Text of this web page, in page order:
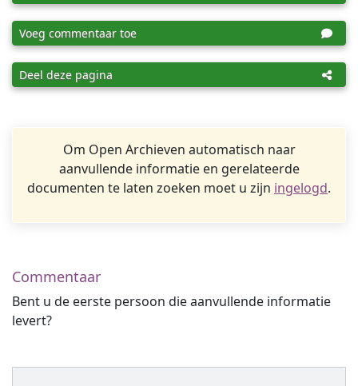
Voeg commentaar toe
Deel deze pagina
Om Open Archieven automatisch naar
aanvullende informatie en gerelateerde
documenten te laten zoeken moet u zijn ingelogd.
Commentaar
Bent u de eerste persoon die aanvullende informatie
levert?